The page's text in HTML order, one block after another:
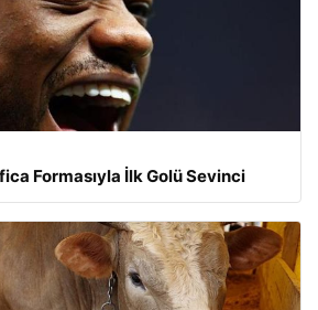
Formasıyla İlk Golü Sevinci